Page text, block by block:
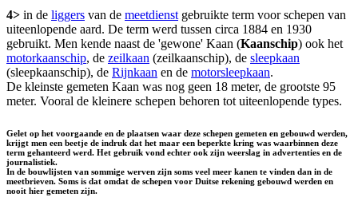
4> in de liggers van de meetdienst gebruikte term voor schepen van
uiteenlopende aard. De term werd tussen circa 1884 en 1930
gebruikt. Men kende naast de 'gewone' Kaan (Kaanschip) ook het
motorkaanschip, de zeilkaan (zeilkaanschip), de sleepkaan
(sleepkaanschip), de Rijnkaan en de motorsleepkaan.
De kleinste gemeten Kaan was nog geen 18 meter, de grootste 95
meter. Vooral de kleinere schepen behoren tot uiteenlopende types.
Gelet op het voorgaande en de plaatsen waar deze schepen gemeten en gebouwd werden,
krijgt men een beetje de indruk dat het maar een beperkte kring was waarbinnen deze
term gehanteerd werd. Het gebruik vond echter ook zijn weerslag in advertenties en de
journalistiek.
In de bouwlijsten van sommige werven zijn soms veel meer kanen te vinden dan in de
meetbrieven. Soms is dat omdat de schepen voor Duitse rekening gebouwd werden en
nooit hier gemeten zijn.